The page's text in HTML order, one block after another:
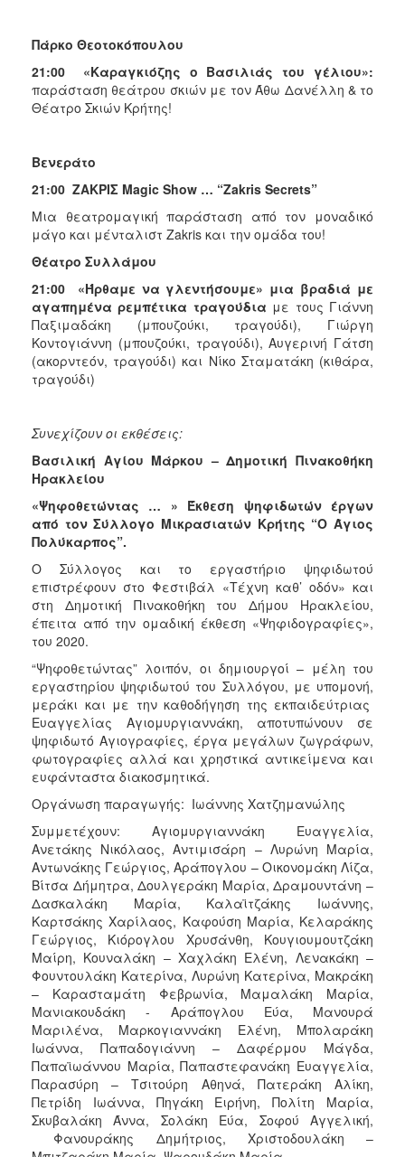
Πάρκο Θεοτοκόπουλου
21:00 «Καραγκιόζης ο Βασιλιάς του γέλιου»:
παράσταση θεάτρου σκιών με τον Άθω Δανέλλη & το
Θέατρο Σκιών Κρήτης!
Βενεράτο
21:00 ΖΑΚΡΙΣ Magic Show … “Zakris Secrets”
Μια θεατρομαγική παράσταση από τον μοναδικό
μάγο και μένταλιστ Zakris και την ομάδα του!
Θέατρο Συλλάμου
21:00 «Ήρθαμε να γλεντήσουμε» μια βραδιά με
αγαπημένα ρεμπέτικα τραγούδια με τους Γιάννη
Παξιμαδάκη (μπουζούκι, τραγούδι), Γιώργη
Κοντογιάννη (μπουζούκι, τραγούδι), Αυγερινή Γάτση
(ακορντεόν, τραγούδι) και Νίκο Σταματάκη (κιθάρα,
τραγούδι)
Συνεχίζουν οι εκθέσεις:
Βασιλική Αγίου Μάρκου – Δημοτική Πινακοθήκη
Ηρακλείου
«Ψηφοθετώντας … » Έκθεση ψηφιδωτών έργων
από τον Σύλλογο Μικρασιατών Κρήτης “Ο Άγιος
Πολύκαρπος”.
Ο Σύλλογος και το εργαστήριο ψηφιδωτού
επιστρέφουν στο Φεστιβάλ «Τέχνη καθ’ οδόν» και
στη Δημοτική Πινακοθήκη του Δήμου Ηρακλείου,
έπειτα από την ομαδική έκθεση «Ψηφιδογραφίες»,
του 2020.
“Ψηφοθετώντας” λοιπόν, οι δημιουργοί – μέλη του
εργαστηρίου ψηφιδωτού του Συλλόγου, με υπομονή,
μεράκι και με την καθοδήγηση της εκπαιδεύτριας
Ευαγγελίας Αγιομυργιαννάκη, αποτυπώνουν σε
ψηφιδωτό Αγιογραφίες, έργα μεγάλων ζωγράφων,
φωτογραφίες αλλά και χρηστικά αντικείμενα και
ευφάνταστα διακοσμητικά.
Οργάνωση παραγωγής: Ιωάννης Χατζημανώλης
Συμμετέχουν: Αγιομυργιαννάκη Ευαγγελία,
Ανετάκης Νικόλαος, Αντιμισάρη – Λυρώνη Μαρία,
Αντωνάκης Γεώργιος, Αράπογλου – Οικονομάκη Λίζα,
Βίτσα Δήμητρα, Δουλγεράκη Μαρία, Δραμουντάνη –
Δασκαλάκη Μαρία, Καλαϊτζάκης Ιωάννης,
Καρτσάκης Χαρίλαος, Καφούση Μαρία, Κελαράκης
Γεώργιος, Κιόρογλου Χρυσάνθη, Κουγιουμουτζάκη
Μαίρη, Κουναλάκη – Χαχλάκη Ελένη, Λενακάκη –
Φουντουλάκη Κατερίνα, Λυρώνη Κατερίνα, Μακράκη
– Καρασταμάτη Φεβρωνία, Μαμαλάκη Μαρία,
Μανιακουδάκη - Αράπογλου Εύα, Μανουρά
Μαριλένα, Μαρκογιαννάκη Ελένη, Μπολαράκη
Ιωάννα, Παπαδογιάννη – Δαφέρμου Μάγδα,
Παπαϊωάννου Μαρία, Παπαστεφανάκη Ευαγγελία,
Παρασύρη – Τσιτούρη Αθηνά, Πατεράκη Αλίκη,
Πετρίδη Ιωάννα, Πηγάκη Ειρήνη, Πολίτη Μαρία,
Σκυβαλάκη Άννα, Σολάκη Εύα, Σοφού Αγγελική,
Φανουράκης Δημήτριος, Χριστοδουλάκη –